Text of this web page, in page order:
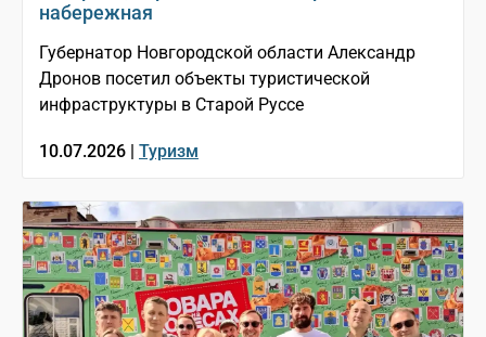
набережная
Губернатор Новгородской области Александр
Дронов посетил объекты туристической
инфраструктуры в Старой Руссе
10.07.2026 | Туризм